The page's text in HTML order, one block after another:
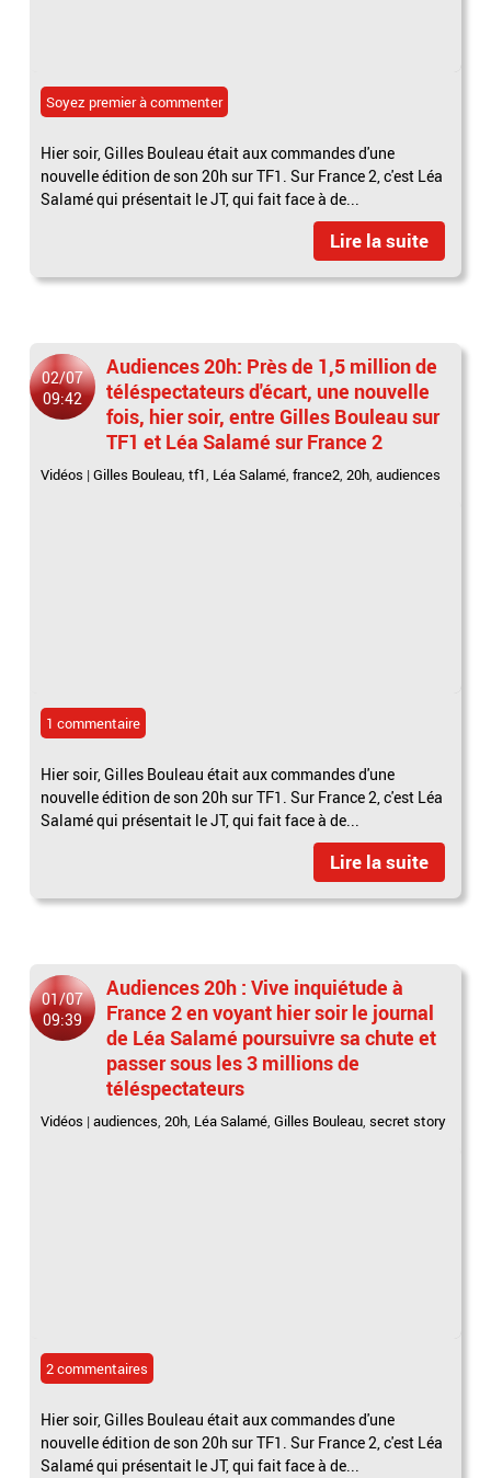
Soyez premier à commenter
Hier soir, Gilles Bouleau était aux commandes d'une
nouvelle édition de son 20h sur TF1. Sur France 2, c'est Léa
Salamé qui présentait le JT, qui fait face à de...
Lire la suite
02/07
09:42
Audiences 20h: Près de 1,5 million de
téléspectateurs d'écart, une nouvelle
fois, hier soir, entre Gilles Bouleau sur
TF1 et Léa Salamé sur France 2
Vidéos |Gilles Bouleau,tf1, Léa Salamé,france2,20h,audiences
1 commentaire
Hier soir, Gilles Bouleau était aux commandes d'une
nouvelle édition de son 20h sur TF1. Sur France 2, c'est Léa
Salamé qui présentait le JT, qui fait face à de...
Lire la suite
01/07
09:39
Audiences 20h : Vive inquiétude à
France 2 en voyant hier soir le journal
de Léa Salamé poursuivre sa chute et
passer sous les 3 millions de
téléspectateurs
Vidéos |audiences ,20h Léa Salamé ,Gilles Bouleau ,secret story
2 commentaires
Hier soir, Gilles Bouleau était aux commandes d'une
nouvelle édition de son 20h sur TF1. Sur France 2, c'est Léa
Salamé qui présentait le JT, qui fait face à de...